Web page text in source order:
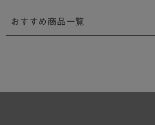
おすすめ商品一覧